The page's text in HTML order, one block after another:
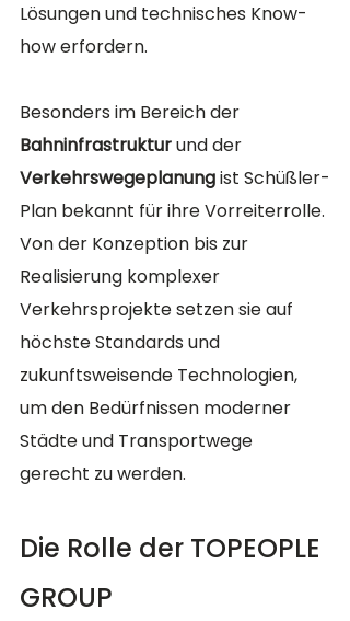
Lösungen und technisches Know-
how erfordern.
Besonders im Bereich der
Bahninfrastruktur und der
Verkehrswegeplanung ist Schüßler-
Plan bekannt für ihre Vorreiterrolle.
Von der Konzeption bis zur
Realisierung komplexer
Verkehrsprojekte setzen sie auf
höchste Standards und
zukunftsweisende Technologien,
um den Bedürfnissen moderner
Städte und Transportwege
gerecht zu werden.
Die Rolle der TOPEOPLE
GROUP